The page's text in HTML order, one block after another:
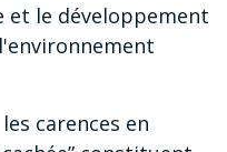
le développement
carences en